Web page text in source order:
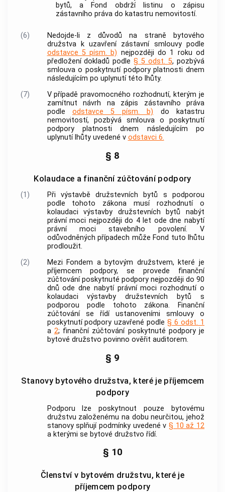
bytů, a Fond obdrží listinu o zápisu
zástavního práva do katastru nemovitostí.
(6)
Nedojde-li z důvodů na straně bytového
družstva k uzavření zástavní smlouvy podle
odstavce 5 písm. b) nejpozději do 1 roku od
předložení dokladů podle§ 5 odst. 5, pozbývá
smlouva o poskytnutí podporyplatnosti dnem
následujícím po uplynutí této lhůty.
(7)
V případě pravomocného rozhodnutí, kterým je
zamítnut návrh na zápis zástavního práva
podle odstavce 5 písm. b) do katastru
nemovitostí, pozbývá smlouva o poskytnutí
podporyplatnosti dnem následujícím po
uplynutí lhůty uvedené v odstavci 6.
§ 8
Kolaudace a finanční zúčtování podpory
(1) Při výstavbě družstevních bytů spodporou
podle tohoto zákona musí rozhodnutí o
kolaudacivýstavby družstevních bytů nabýt
právní moci nejpozději do 4 let ode dne nabytí
právní moci stavebního povolení. V
odůvodněných případech může Fond tuto lhůtu
prodloužit.
(2)
Mezi Fondem a bytovým družstvem, které je
příjemcempodpory, se provede finanční
zúčtování poskytnuté podporynejpozději do 90
dnů ode dne nabytí právní moci rozhodnutí o
kolaudacivýstavby družstevních bytů s
podporou podle tohoto zákona. Finanční
zúčtování se řídí ustanoveními smlouvy o
poskytnutípodpory uzavřené podle§ 6 odst. 1
a 2; finanční zúčtování poskytnuté podporyje
bytové družstvo povinno ověřit auditorem.
§ 9
Stanovy bytového družstva, které je příjemcem
podpory
Podporu lze poskytnout pouze bytovému
družstvu založenému na dobu neurčitou, jehož
stanovy splňují podmínky uvedené v § 10 až 12
a kterými se bytové družstvo řídí.
§ 10
Členství v bytovém družstvu, které je
příjemcem podpory